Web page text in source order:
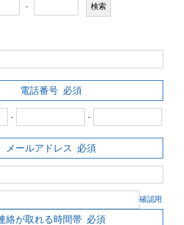
-
電話番号 必須
- -
メールアドレス 必須
確認用
絡が取れる時間帯 必須